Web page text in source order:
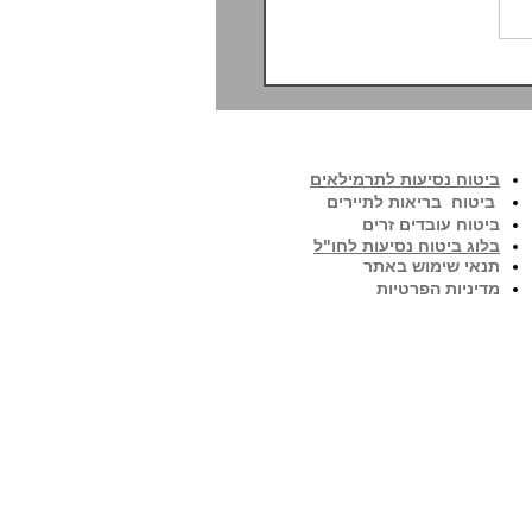
ביטוח נסיעות לתרמילאים
ביטוח בריאות לתיירים
ביטוח עובדים זרים
בלוג ביטוח נסיעות לחו"ל
תנאי שימוש באתר
מדיניות הפרטיות